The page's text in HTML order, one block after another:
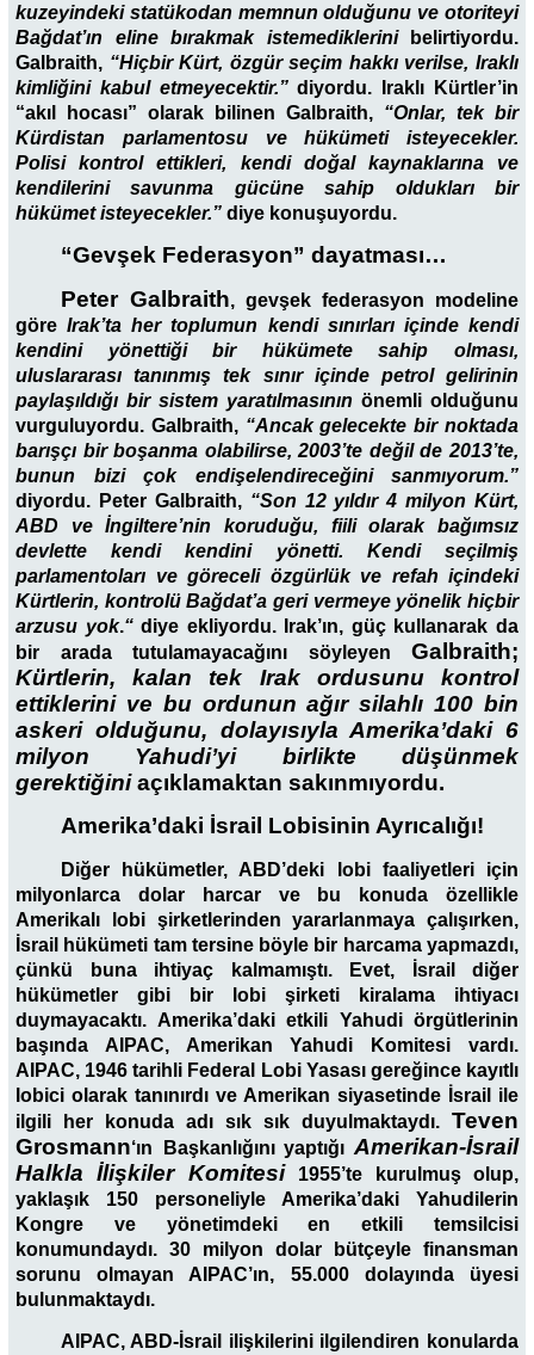
kuzeyindeki statükodan memnun olduğunu ve otoriteyi
Bağdat’ın eline bırakmak istemediklerinibelirtiyordu.
Galbraith, “Hiçbir Kürt, özgür seçim hakkı verilse, Iraklı
kimliğini kabul etmeyecektir.”diyordu. Iraklı Kürtler’in
“akıl hocası” olarak bilinen Galbraith, “Onlar, tek bir
Kürdistan parlamentosu ve hükümeti isteyecekler.
Polisi kontrol ettikleri, kendi doğal kaynaklarına ve
kendilerini savunma gücüne sahip oldukları bir
hükümet isteyecekler.” diye konuşuyordu.
“Gevşek Federasyon” dayatması…
Peter Galbraith, gevşek federasyon modeline
göreIrak’ta her toplumun kendi sınırları içinde kendi
kendini yönettiği bir hükümete sahip olması,
uluslararası tanınmış tek sınır içinde petrol gelirinin
paylaşıldığı bir sistem yaratılmasının önemli olduğunu
vurguluyordu. Galbraith, “Ancak gelecekte bir noktada
barışçı bir boşanma olabilirse, 2003’te değil de 2013’te,
bunun bizi çok endişelendireceğini sanmıyorum.”
diyordu. Peter Galbraith, “Son 12 yıldır 4 milyon Kürt,
ABD ve İngiltere’nin koruduğu, fiili olarak bağımsız
devlette kendi kendini yönetti. Kendi seçilmiş
parlamentoları ve göreceli özgürlük ve refah içindeki
Kürtlerin, kontrolü Bağdat’a geri vermeye yönelik hiçbir
arzusu yok.“diye ekliyordu. Irak’ın, güç kullanarak da
bir arada tutulamayacağını söyleyen
Galbraith;
Kürtlerin, kalan tek Irak ordusunu kontrol
ettiklerini ve bu ordunun ağır silahlı 100 bin
askeri olduğunu, dolayısıyla Amerika’daki 6
milyon Yahudi’yi birlikte düşünmek
gerektiğiniaçıklamaktan sakınmıyordu.
Amerika’daki İsrail Lobisinin Ayrıcalığı!
Diğer hükümetler, ABD’deki lobi faaliyetleri için
milyonlarca dolar harcar ve bu konuda özellikle
Amerikalı lobi şirketlerinden yararlanmaya çalışırken,
İsrail hükümeti tam tersine böyle bir harcama yapmazdı,
çünkü buna ihtiyaç kalmamıştı. Evet, İsrail diğer
hükümetler gibi bir lobi şirketi kiralama ihtiyacı
duymayacaktı. Amerika’daki etkili Yahudi örgütlerinin
başında AIPAC, Amerikan Yahudi Komitesi vardı.
AIPAC, 1946 tarihli Federal Lobi Yasası gereğince kayıtlı
lobici olarak tanınırdı ve Amerikan siyasetinde İsrail ile
ilgili her konuda adı sık sık duyulmaktaydı. Teven
Grosmann‘ın Başkanlığını yaptığı Amerikan-İsrail
Halkla İlişkiler Komitesi
1955’te kurulmuş olup,
yaklaşık 150 personeliyle Amerika’daki Yahudilerin
Kongre ve yönetimdeki en etkili temsilcisi
konumundaydı. 30 milyon dolar bütçeyle finansman
sorunu olmayan AIPAC’ın, 55.000 dolayında üyesi
bulunmaktaydı.
AIPAC, ABD-İsrail ilişkilerini ilgilendiren konularda